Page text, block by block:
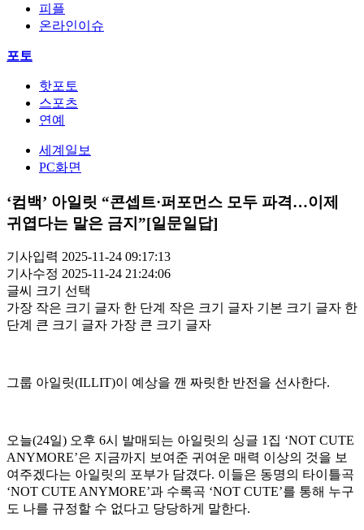
피플
온라인이슈
포토
핫포토
스포츠
연예
세계일보
PC화면
‘컴백’ 아일릿 “콘셉트·퍼포먼스 모두 파격…이제
귀엽다는 말은 금지”[일문일답]
기사입력 2025-11-24 09:17:13
기사수정 2025-11-24 21:24:06
글씨 크기 선택
가장 작은 크기 글자 한 단계 작은 크기 글자 기본 크기 글자 한
단계 큰 크기 글자 가장 큰 크기 글자
그룹 아일릿(ILLIT)이 예상을 깬 짜릿한 반전을 선사한다.
오늘(24일) 오후 6시 발매되는 아일릿의 싱글 1집 ‘NOT CUTE
ANYMORE’은 지금까지 보여준 귀여운 매력 이상의 것을 보
여주겠다는 아일릿의 포부가 담겼다. 이들은 동명의 타이틀곡
‘NOT CUTE ANYMORE’과 수록곡 ‘NOT CUTE’를 통해 누구
도 나를 규정할 수 없다고 당당하게 말한다.